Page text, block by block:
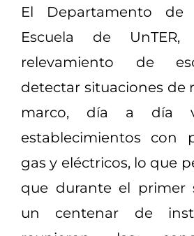
El Departamento
Escuela de
relevamiento de
detectar situaciones de
marco, día a día
establecimientos con
gas y eléctricos, lo que
que durante el primer
un centenar de